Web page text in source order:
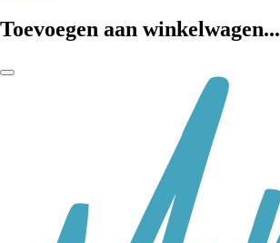
Toevoegen aan winkelwagen...